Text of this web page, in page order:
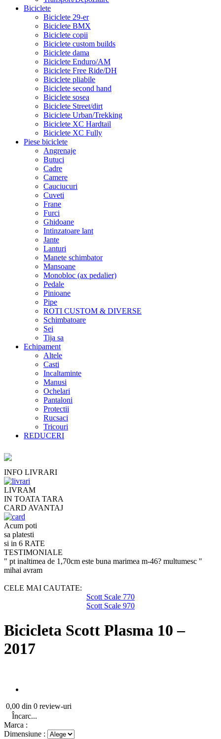
Biciclete
Biciclete 29-er
Biciclete BMX
Biciclete copii
Biciclete custom builds
Biciclete dama
Biciclete Enduro/AM
Biciclete Free Ride/DH
Biciclete pliabile
Biciclete second hand
Biciclete sosea
Biciclete Street/dirt
Biciclete Urban/Trekking
Biciclete XC Hardtail
Biciclete XC Fully
Piese biciclete
Angrenaje
Butuci
Cadre
Camere
Cauciucuri
Cuveti
Frane
Furci
Ghidoane
Intinzatoare lant
Jante
Lanturi
Manete schimbator
Mansoane
Monobloc (ax pedalier)
Pedale
Pinioane
Pipe
ROTI CUSTOM & DIVERSE
Schimbatoare
Sei
Tija sa
Echipament
Altele
Casti
Incaltaminte
Manusi
Ochelari
Pantaloni
Protectii
Rucsaci
Tricouri
REDUCERI
INFO LIVRARI
LIVRAM
IN TOATA TARA
CARD AVANTAJ
Acum poti
sa platesti
si in 6 RATE
TESTIMONIALE
" pt inaltimea de 1,70cm este buna marimea m-46? multumesc "
mihai avram
CELE MAI CAUTATE:
Scott Scale 770
Scott Scale 970
Bicicleta Scott Plasma 10 –
2017
0,00 din 0 review-uri
Încarc...
Marca :
Dimensiune :